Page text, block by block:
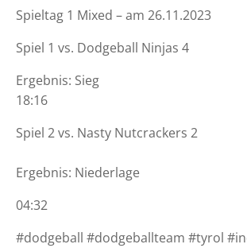
Spieltag 1 Mixed – am 26.11.2023
Spiel 1 vs. Dodgeball Ninjas 4
Ergebnis: Sieg
18:16
Spiel 2 vs. Nasty Nutcrackers 2
Ergebnis: Niederlage
04:32
#dodgeball #dodgeballteam #tyrol